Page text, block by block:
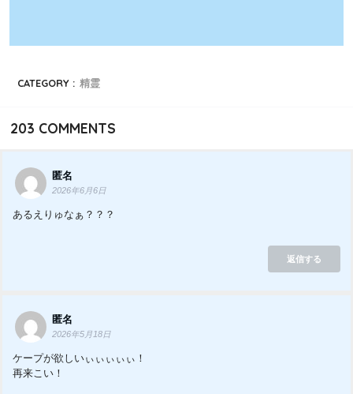
CATEGORY : 精霊
203 COMMENTS
匿名
2026年6月6日
あるえりゅなぁ？？？
返信する
匿名
2026年5月18日
ケープが欲しいぃぃぃぃぃ！
再来こい！